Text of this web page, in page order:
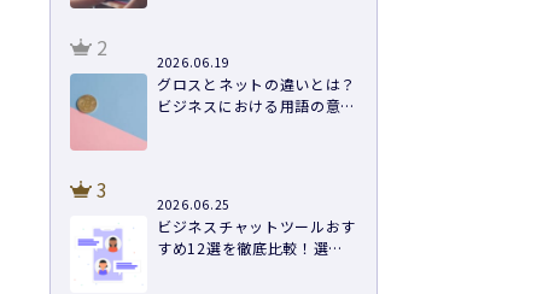
2
2026.06.19
グロスとネットの違いとは？
ビジネスにおける用語の意味
3
2026.06.25
ビジネスチャットツールおす
すめ12選を徹底比較！選び